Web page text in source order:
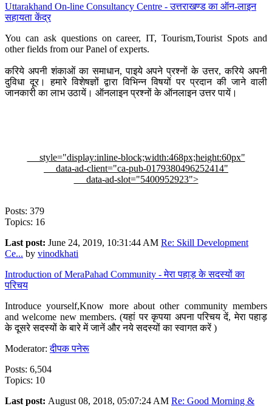
Uttarakhand On-line Consultancy Centre - उत्तराखण्ड का ऑन-लाइन
सहायता केंद्र
You can ask questions on career, IT, Tourism,Tourist Spots and
other fields from our Panel of experts.
करिये अपनी शंकाओं का समाधान, पाइये अपने प्रश्नों के उत्तर, करिये अपनी
दुविधा दूर। हमारे विशेषज्ञों द्वारा विभिन्न विषयों पर प्रदान की जाने वाली
जानकारी का लाभ उठायें। ऑनलाइन प्रश्नों के ऑनलाइन उत्तर पायें।
style="display:inline-block;width:468px;height:60px"
data-ad-client="ca-pub-0179380496252414"
data-ad-slot="5400952923">
Posts: 379
Topics: 16
Last post: June 24, 2019, 10:31:44 AM Re: Skill Development
Ce... by vinodkhati
Introduction of MeraPahad Community - मेरा पहाड़ के सदस्यों का
परिचय
Introduce yourself,Know more about other community members
and welcome new members. (यहां पर कृपया अपना परिचय दें, मेरा पहाड़
के दूसरे सदस्यों के बारे में जानें और नये सदस्यों का स्वागत करें )
Moderator:दीपक पनेरू
Posts: 6,504
Topics: 10
Last post: August 08, 2018, 05:07:24 AM Re: Good Morning &